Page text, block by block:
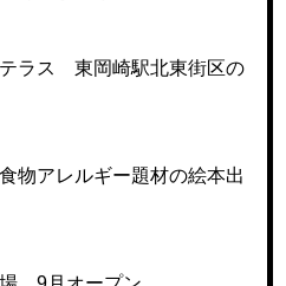
ラス 東岡崎駅北東街区の
物アレルギー題材の絵本出